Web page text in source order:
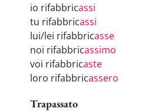
io rifabbricassi
tu rifabbricassi
lui/lei rifabbricasse
noi rifabbricassimo
voi rifabbricaste
loro rifabbricassero
Trapassato